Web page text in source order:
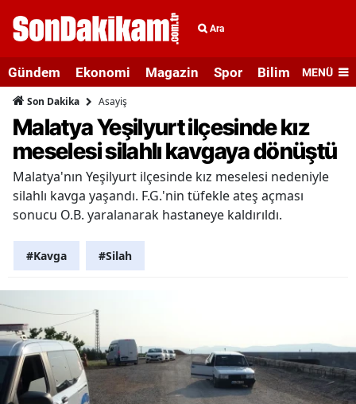
Ara
Gündem Ekonomi Magazin Spor Bilim veMENÜ
Son Dakika Asayiş
Malatya Yeşilyurt ilçesinde kız
meselesi silahlı kavgaya dönüştü
Malatya'nın Yeşilyurt ilçesinde kız meselesi nedeniyle
silahlı kavga yaşandı. F.G.'nin tüfekle ateş açması
sonucu O.B. yaralanarak hastaneye kaldırıldı.
#Kavga #Silah